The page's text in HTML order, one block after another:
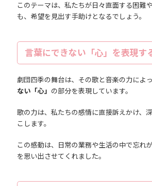
このテーマは、私たちが日々直面する困難
も、希望を見出す手助けとなるでしょう。
言葉にできない「心」を表現す
劇団四季の舞台は、その歌と音楽の力によっ
ない「心」 の部分を表現しています。
歌の力は、私たちの感情に直接訴えかけ、
こします。
この感動は、日常の業務や生活の中で忘れ
を思い出させてくれました。